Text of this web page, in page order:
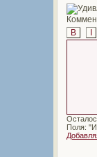
B
I
Поля: